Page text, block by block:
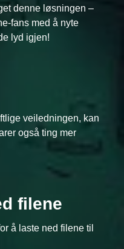
denne løsningen –
fans med å nyte
lyd igjen!
veiledningen, kan
også ting mer
filene
å laste ned filene til